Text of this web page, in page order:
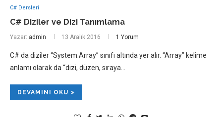
C# Dersleri
C# Diziler ve Dizi Tanımlama
Yazar: admin 13 Aralık 2016 1 Yorum
C# da diziler “System.Array” sınıfı altında yer alır. “Array” kelime
anlamı olarak da “dizi, düzen, sıraya…
DEVAMINI OKU